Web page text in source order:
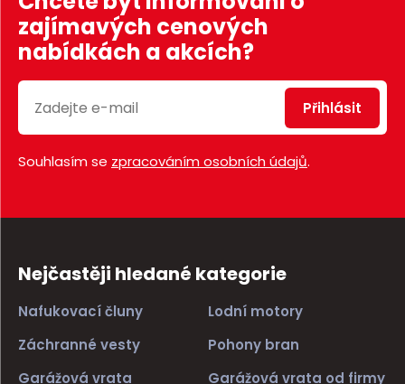
zajímavých cenových
nabídkách a akcích?
Přihlásit
Souhlasím se zpracováním osobních údajů.
Nejčastěji hledané kategorie
Nafukovací čluny
Lodní motory
Záchranné vesty
Pohony bran
Garážová vrata
Garážová vrata od firmy